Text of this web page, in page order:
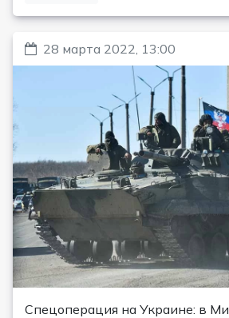
28 марта 2022, 13:00
Спецоперация на Украине: в